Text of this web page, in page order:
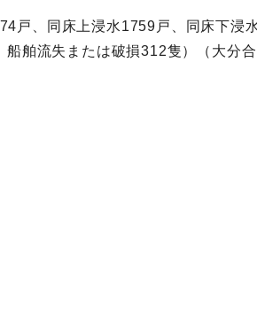
戸、同床上浸水1759戸、同床下浸
舶流失または破損312隻）（大分合